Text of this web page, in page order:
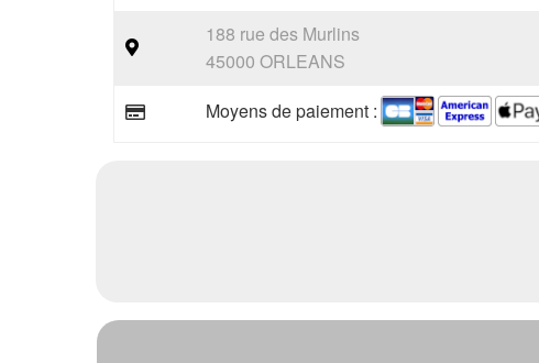
188 rue des Murlins
45000 ORLEANS
Moyens de paiement :